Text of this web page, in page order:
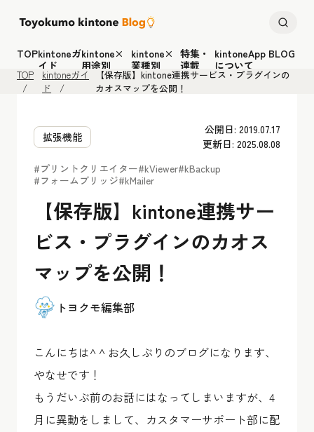
TOPkintoneガ
イド
kintone×
用途別
kintone×
業種別
特集・
連載
kintoneApp BLOG
について
TOP
kintoneガイ
ド
【保存版】kintone連携サービス・プラグインの
カオスマップを公開！
拡張機能
公開日: 2019.07.17
更新日: 2025.08.08
#プリントクリエイター#kViewer#kBackup
#フォームブリッジ#kMailer
【保存版】kintone連携サー
ビス・プラグインのカオス
マップを公開！
トヨクモ編集部
こんにちは^ ^ お久しぶりのブログになります、
やなせです！
もうだいぶ前のお話にはなってしまいますが、4
月に異動をしまして、カスタマーサポート部に配